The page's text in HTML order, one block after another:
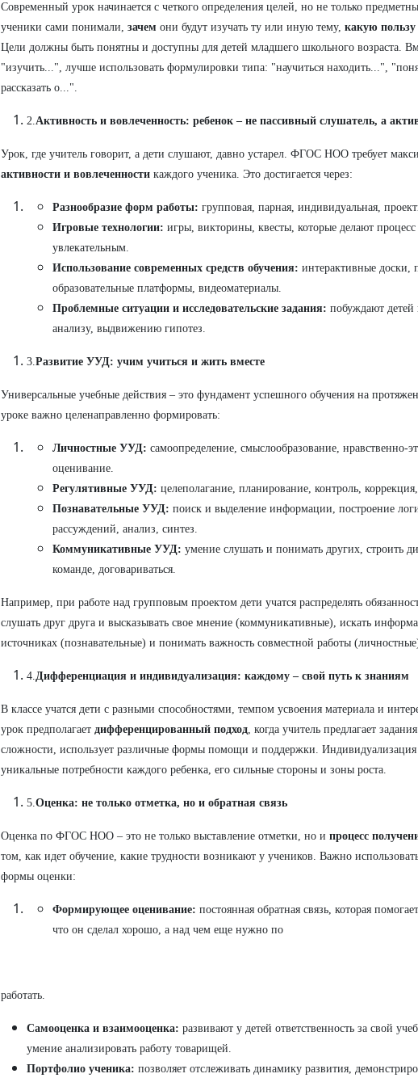
Современный урок начинается с четкого определения целей, но не только
ученики сами понимали, зачем они будут изучать ту или иную тему, какую пользу
Цели должны быть понятны и доступны для детей младшего школьного возраста.
"изучить...", лучше использовать формулировки типа: "научиться находить...",
рассказать о...".
2.Активность и вовлеченность: ребенок – не пассивный слушатель, а
Урок, где учитель говорит, а дети слушают, давно устарел. ФГОС НОО требует
активности и вовлеченности каждого ученика. Это достигается через:
Разнообразие форм работы: групповая, парная, индивидуальная,
Игровые технологии: игры, викторины, квесты, которые делают процесс
увлекательным.
Использование современных средств обучения: интерактивные доски,
образовательные платформы, видеоматериалы.
Проблемные ситуации и исследовательские задания: побуждают
анализу, выдвижению гипотез.
3.Развитие УУД: учим учиться и жить вместе
Универсальные учебные действия – это фундамент успешного обучения на
уроке важно целенаправленно формировать:
Личностные УУД: самоопределение, смыслообразование, нравственно-
оценивание.
Регулятивные УУД: целеполагание, планирование, контроль,
Познавательные УУД: поиск и выделение информации, построение
рассуждений, анализ, синтез.
Коммуникативные УУД: умение слушать и понимать других, строить
команде, договариваться.
Например, при работе над групповым проектом дети учатся распределять
слушать друг друга и высказывать свое мнение (коммуникативные), искать
источниках (познавательные) и понимать важность совместной работы
4.Дифференциация и индивидуализация: каждому – свой путь к знаниям
В классе учатся дети с разными способностями, темпом усвоения материала и
урок предполагает дифференцированный подход, когда учитель предлагает
сложности, использует различные формы помощи и поддержки. Индивидуализация
уникальные потребности каждого ребенка, его сильные стороны и зоны роста.
5.Оценка: не только отметка, но и обратная связь
Оценка по ФГОС НОО – это не только выставление отметки, но и процесс
том, как идет обучение, какие трудности возникают у учеников. Важно
формы оценки:
Формирующее оценивание: постоянная обратная связь, которая
что он сделал хорошо, а над чем еще нужно по
работать.
Самооценка и взаимооценка: развивают у детей ответственность за свой
умение анализировать работу товарищей.
Портфолио ученика: позволяет отслеживать динамику развития,